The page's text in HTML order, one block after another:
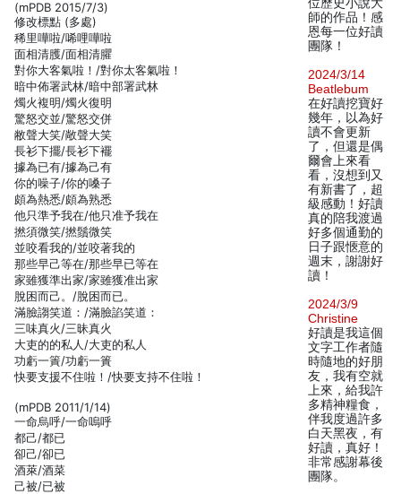
(mPDB 2015/7/3)
修改標點 (多處)
稀里嘩啦/唏哩嘩啦
面相清臒/面相清臞
對你大客氣啦！/對你太客氣啦！
暗中佈署武林/暗中部署武林
燭火複明/燭火復明
驚怒交並/驚怒交併
敝聲大笑/敞聲大笑
長衫下擺/長衫下襬
據為已有/據為己有
你的噪子/你的嗓子
頗為熱悉/頗為熟悉
他只準予我在/他只准予我在
撚須微笑/撚鬚微笑
並咬看我的/並咬著我的
那些早己等在/那些早已等在
家雖獲準出家/家雖獲准出家
脫困而己。/脫困而已。
滿臉謅笑道：/滿臉諂笑道：
三味真火/三昧真火
大吏的的私人/大吏的私人
功虧一簀/功虧一簣
快要支援不住啦！/快要支持不住啦！
(mPDB 2011/1/14)
一命烏呼/一命嗚呼
都己/都已
卻己/卻已
酒萊/酒菜
己被/已被
師的作品！感
恩每一位好讀
團隊！
2024/3/14
Beatlebum
在好讀挖寶好
幾年，以為好
讀不會更新
了，但還是偶
爾會上來看
看，沒想到又
有新書了，超
級感動！好讀
真的陪我渡過
好多個通勤的
日子跟愜意的
週末，謝謝好
讀！
2024/3/9
Christine
好讀是我這個
文字工作者隨
時隨地的好朋
友，我有空就
上來，給我許
多精神糧食，
伴我度過許多
白天黑夜，有
好讀，真好！
非常感謝幕後
團隊。